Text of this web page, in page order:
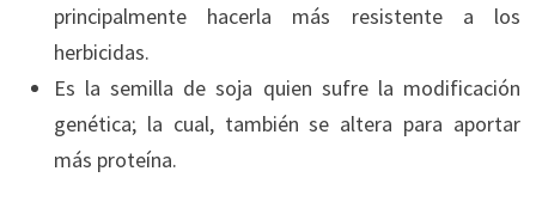
principalmente hacerla más resistente a los
herbicidas.
Es la semilla de soja quien sufre la modificación
genética; la cual, también se altera para aportar
más proteína.